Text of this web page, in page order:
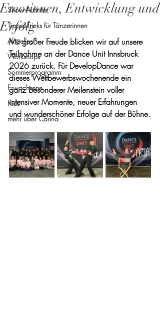
Show-Auftritte
Tipps&Tricks für Tänzerinnen
Aktuelles
Workshops
Sommerprogramm
Erwachsene
Kids
mehr über Carina
Emotionen, Entwicklung und
Erfolg
Mit großer Freude blicken wir auf unsere
Teilnahme an der Dance Unit Innsbruck
2026 zurück. Für DevelopDance war
dieses Wettbewerbswochenende ein
ganz besonderer Meilenstein voller
intensiver Momente, neuer Erfahrungen
und wunderschöner Erfolge auf der Bühne.